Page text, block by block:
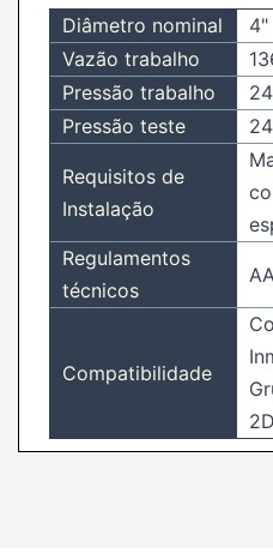
Diâmetro nominal
4"
Vazão trabalho
Pressão trabalho
Pressão teste
Requisitos de
Instalação
Regulamentos
técnicos
Compatibilidade